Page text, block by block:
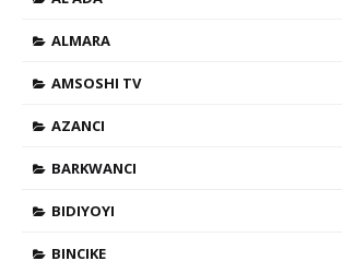
ALMARA
AMSOSHI TV
AZANCI
BARKWANCI
BIDIYOYI
BINCIKE